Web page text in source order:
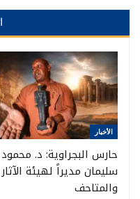
الأخبار
حارس البجراوية: د. محمود
سليمان مديراً لهيئة الآثار
والمتاحف